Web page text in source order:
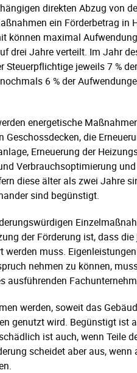
direkten Abzug von
ein Förderbetrag in
können maximal
drei Jahre verteilt. Im Jahr
jeweils 7 %
6 % der
energetische
die
Erneuerung der
Verbrauchsoptimierung und
diese älter als zwei Jahre
sind begünstigt.
der Förderung ist, dass
muss.
nehmen zu können,
ausführenden
werden, soweit das
genutzt wird. Begünstigt ist
ist auch, wenn Teile
scheidet aber aus,